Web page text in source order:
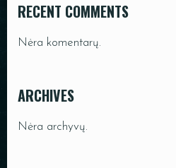
RECENT COMMENTS
Nėra komentarų.
ARCHIVES
Nėra archyvų.